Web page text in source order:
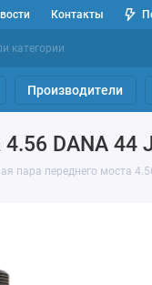
Контакты
Производители
DANA 44
пара переднего моста